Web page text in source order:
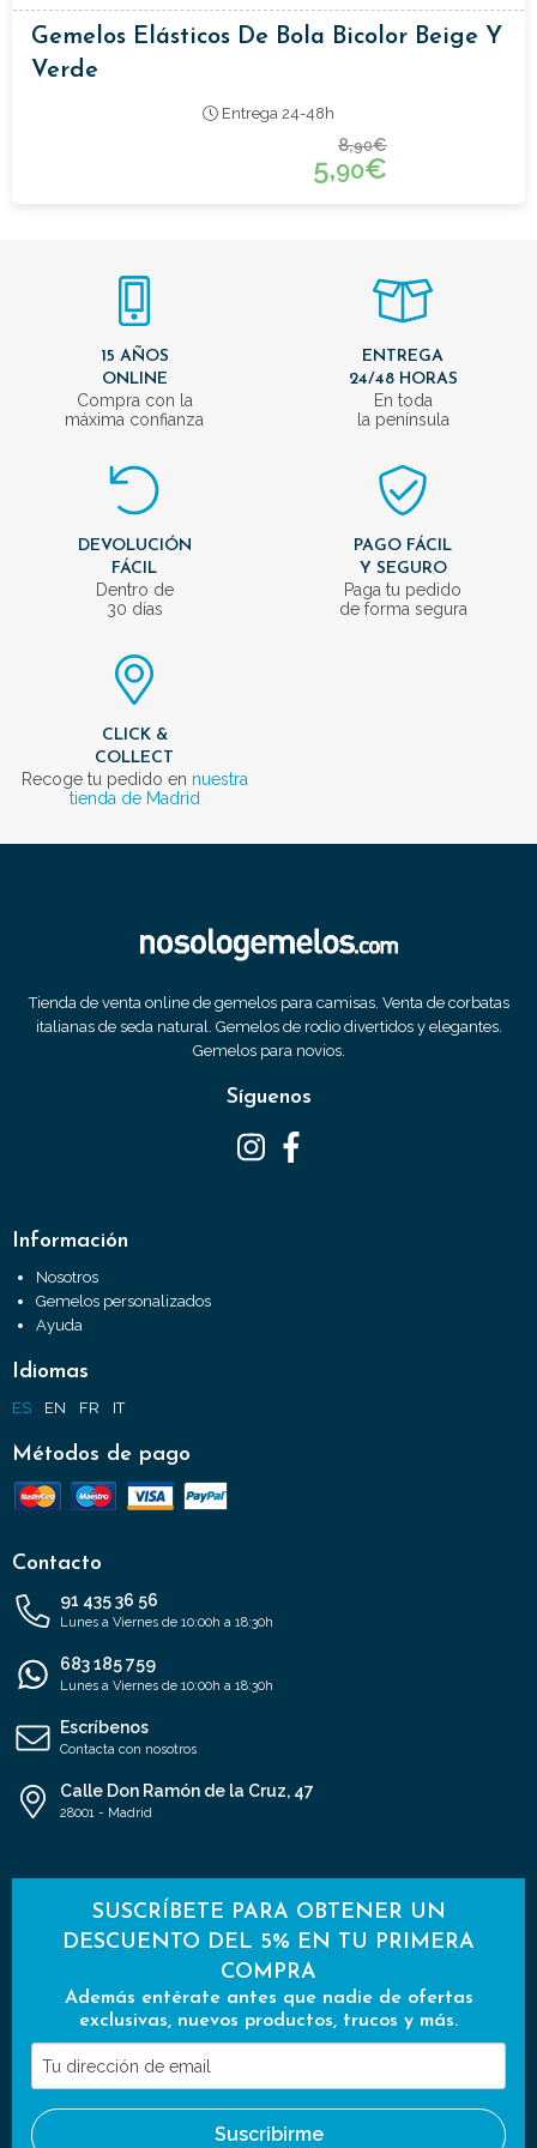
Gemelos Elásticos De Bola Bicolor Beige Y
Verde
Entrega 24-48h
8,90€
5,90€
15 AÑOS
ONLINE
Compra con la
máxima confianza
ENTREGA
24/48 HORAS
En toda
la península
DEVOLUCIÓN
FÁCIL
Dentro de
30 días
PAGO FÁCIL
Y SEGURO
Paga tu pedido
de forma segura
CLICK &
COLLECT
Recoge tu pedido en nuestra
tienda de Madrid
Tienda de venta online de gemelos para camisas. Venta de corbatas
italianas de seda natural. Gemelos de rodio divertidos y elegantes.
Gemelos para novios.
Síguenos
Información
Nosotros
Gemelos personalizados
Ayuda
Idiomas
ES EN FR IT
Métodos de pago
Contacto
91 435 36 56
Lunes a Viernes de 10:00h a 18:30h
683 185 759
Lunes a Viernes de 10:00h a 18:30h
Escríbenos
Contacta con nosotros
Calle Don Ramón de la Cruz, 47
28001 - Madrid
SUSCRÍBETE PARA OBTENER UN
DESCUENTO DEL 5% EN TU PRIMERA
COMPRA
Además entérate antes que nadie de ofertas
exclusivas, nuevos productos, trucos y más.
Tu
dirección
de
Suscribirme